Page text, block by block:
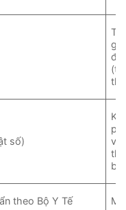
(tả
số)
theo Bộ Y Tế